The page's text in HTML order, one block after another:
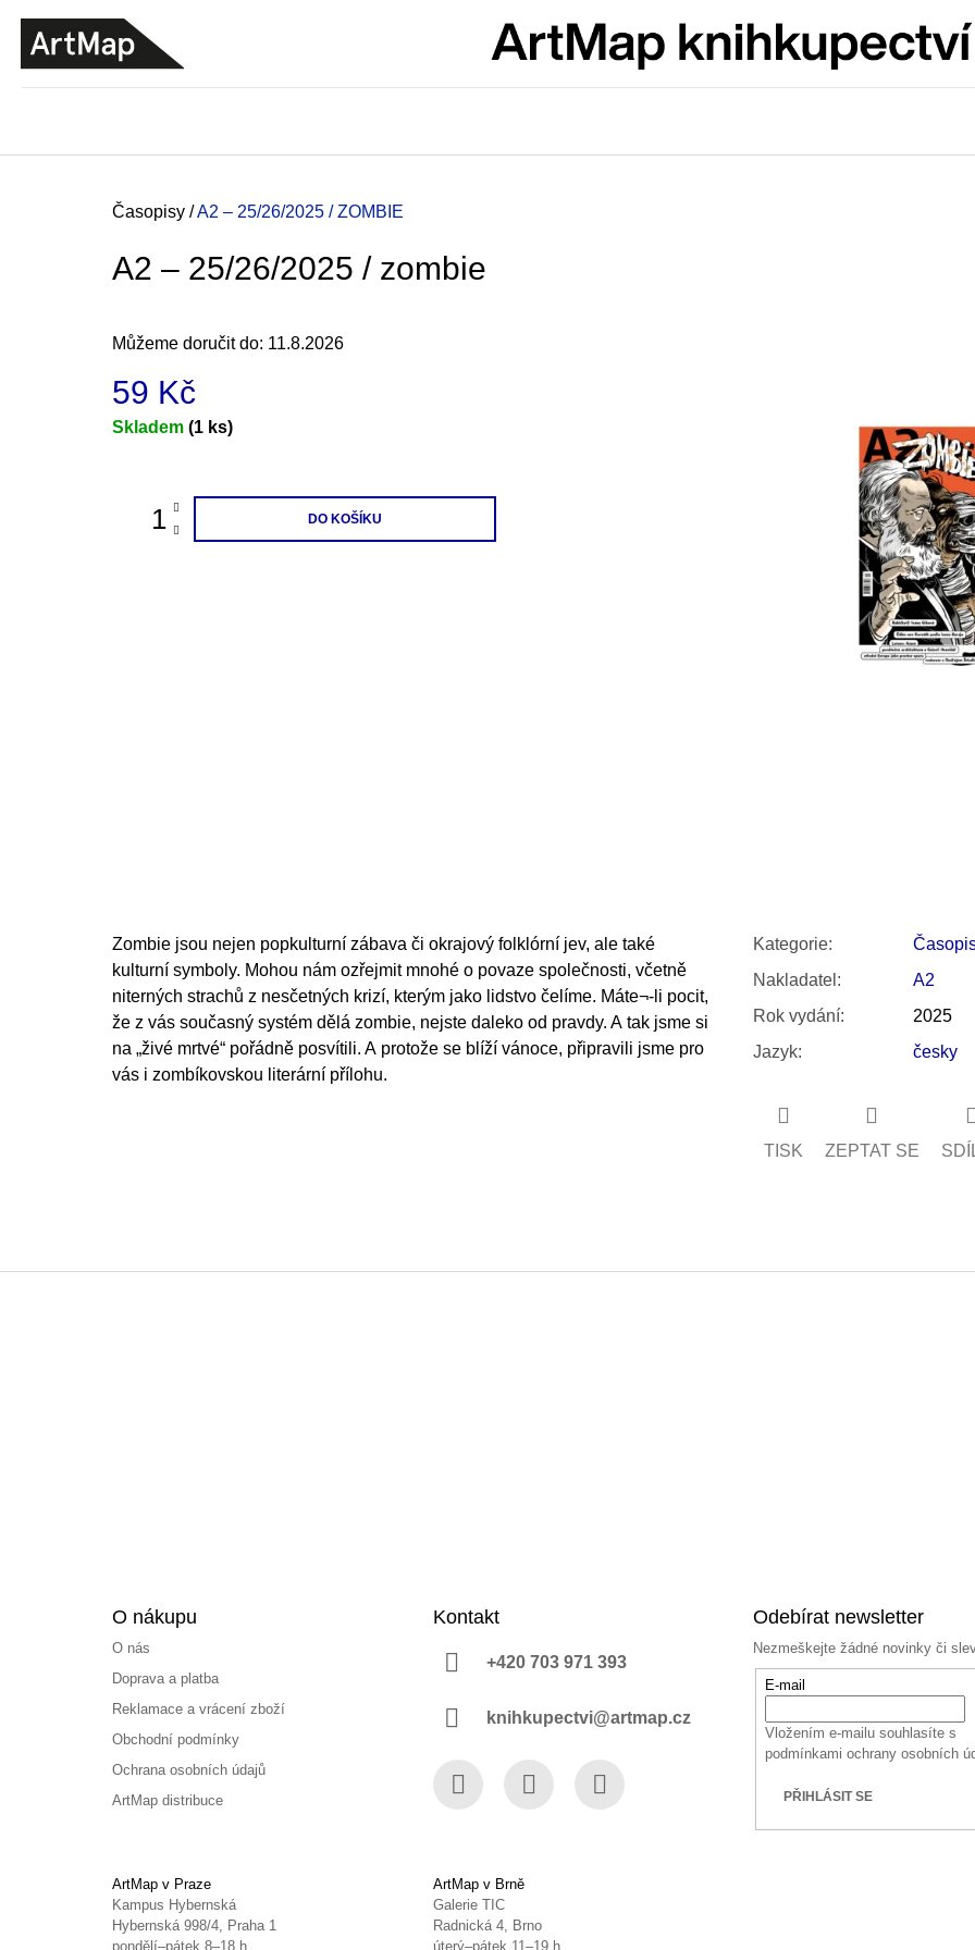
Domů
Časopisy /A2 – 25/26/2025 / ZOMBIE
A2 – 25/26/2025 / zombie
Můžeme doručit do: 11.8.2026
59 Kč
Měrná
Skladem (1 ks)
DO KOŠÍKU
Zombie jsou nejen popkulturní zábava či okrajový folklórní jev, ale také
kulturní symboly. Mohou nám ozřejmit mnohé o povaze společnosti, včetně
niterných strachů z nesčetných krizí, kterým jako lidstvo čelíme. Máte¬-li pocit,
že z vás současný systém dělá zombie, nejste daleko od pravdy. A tak jsme si
na „živé mrtvé“ pořádně posvítili. A protože se blíží vánoce, připravili jsme pro
vás i zombíkovskou literární přílohu.
Kategorie:
Nakladatel :
A2
Rok vydání:
2025
Jazyk: česky
TISK ZEPTAT SE
ZPĚT
DO
OBCHODU
ZPĚT
DO
OBCHODU
200 Kč
VÝVAR
NEJEN
300 Kč
Původně: 350
O nákupu
O nás
Doprava a platba
Reklamace a vrácení zboží
Obchodní podmínky
Ochrana osobních údajů
ArtMap distribuce
Kontakt
+420 703 971 393
knihkupectvi@artmap.cz
Odebírat newsletter
Nezmeškejte žádné novinky či
E-mail
Vložením e-mailu souhlasíte s
podmínkami ochrany osobních
PŘIHLÁSIT SE
ArtMap v Praze
Kampus Hybernská
Hybernská 998/4, Praha 1
pondělí–pátek 8–18 h
ArtMap v Brně
Galerie TIC
Radnická 4, Brno
úterý–pátek 11–19 h